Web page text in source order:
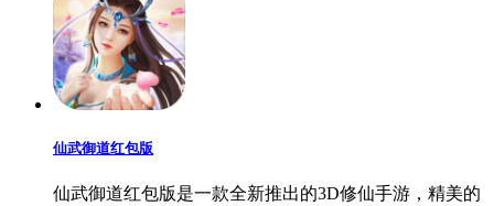
仙武御道红包版
仙武御道红包版是一款全新推出的3D修仙手游，精美的